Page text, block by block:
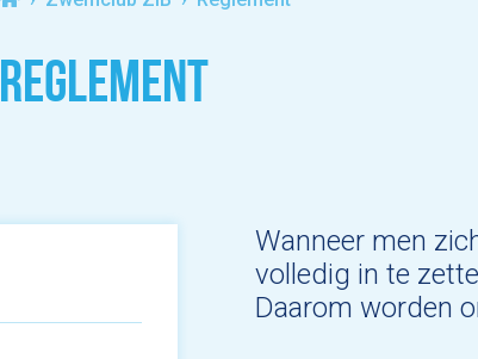
REGLEMENT
Wanneer men
volledig in te
Daarom worden